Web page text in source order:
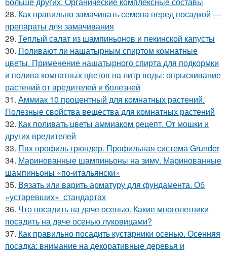
28. Как правильно замачивать семена перед посадкой —
препараты для замачивания
29. Теплый салат из шампиньонов и пекинской капусты
30. Поливают ли нашатырным спиртом комнатные
цветы. Применение нашатырного спирта для подкормки
и полива комнатных цветов на литр воды: опрыскивание
растений от вредителей и болезней
31. Аммиак 10 процентный для комнатных растений.
Полезные свойства вещества для комнатных растений
32. Как поливать цветы аммиаком рецепт. От мошки и
других вредителей
33. Пвх профиль грюндер. Профильная система Grunder
34. Маринованные шампиньоны на зиму. Маринованные
шампиньоны «по-итальянски»
35. Вязать или варить арматуру для фундамента. Об
«устаревших» стандартах
36. Что посадить на даче осенью. Какие многолетники
посадить на даче осенью луковицами?
37. Как правильно посадить кустарники осенью. Осенняя
посадка: внимание на декоративные деревья и